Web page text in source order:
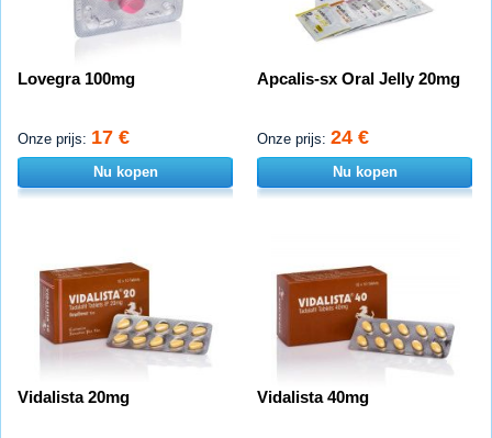
Lovegra 100mg
Onze prijs: 17 €
Nu kopen
Apcalis-sx Oral Jelly 20mg
Onze prijs: 24 €
Nu kopen
Vidalista 20mg Vidalista 40mg